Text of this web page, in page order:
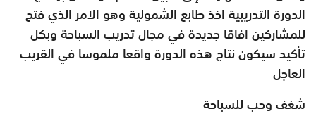
الدورة التدريبية اخذ طابع الشمولية وهو الامر الذي فتح
للمشاركين افاقا جديدة في مجال تدريب السباحة وبكل
تأكيد سيكون نتاج هذه الدورة واقعا ملموسا في القريب
العاجل
شغف وحب للسباحة